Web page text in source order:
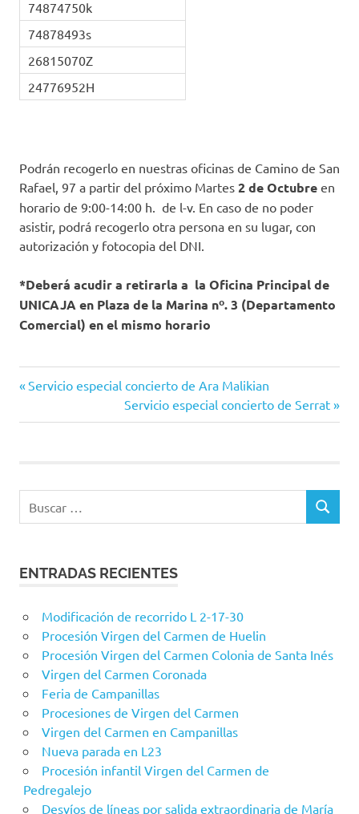
74874750k
74878493s
26815070Z
24776952H
Podrán recogerlo en nuestras oficinas de Camino de San
Rafael, 97 a partir del próximo Martes 2 de Octubre en
horario de 9:00-14:00 h. de l-v. En caso de no poder
asistir, podrá recogerlo otra persona en su lugar, con
autorización y fotocopia del DNI.
*Deberá acudir a retirarla a la Oficina Principal de
UNICAJA en Plaza de la Marina nº. 3 (Departamento
Comercial) en el mismo horario
Navegación
de
Entrada
Servicio especial concierto de Ara Malikian
Siguiente
entrada:
Servicio especial concierto de Serrat
BUSCAR
ENTRADAS RECIENTES
Modificación de recorrido L 2-17-30
Procesión Virgen del Carmen de Huelin
Procesión Virgen del Carmen Colonia de Santa Inés
Virgen del Carmen Coronada
Feria de Campanillas
Procesiones de Virgen del Carmen
Virgen del Carmen en Campanillas
Nueva parada en L23
Procesión infantil Virgen del Carmen de
Pedregalejo
Desvíos de líneas por salida extraordinaria de María